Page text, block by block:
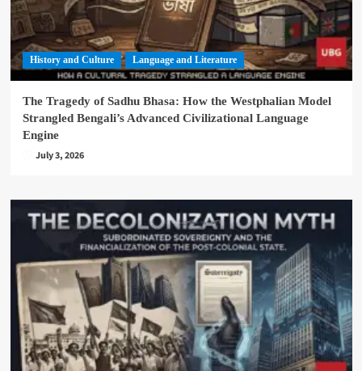
History and Culture Language and Literature
The Tragedy of Sadhu Bhasa: How the Westphalian Model
Strangled Bengali’s Advanced Civilizational Language
Engine
July 3, 2026